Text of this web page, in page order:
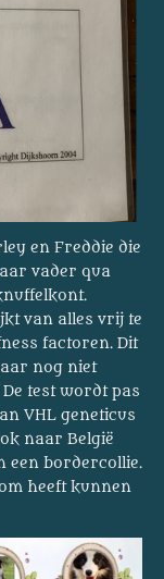
en Freddie die
vader qua
van alles vrij te
factoren. Dit
nog niet
test wordt pas
VHL geneticus
naar België
een bordercollie.
heeft kunnen